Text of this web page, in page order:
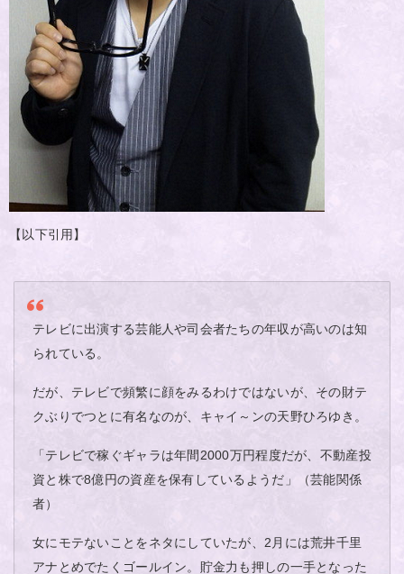
【以下引用】
テレビに出演する芸能人や司会者たちの年収が高いのは知
られている。
だが、テレビで頻繁に顔をみるわけではないが、その財テ
クぶりでつとに有名なのが、キャイ～ンの天野ひろゆき。
「テレビで稼ぐギャラは年間2000万円程度だが、不動産投
資と株で8億円の資産を保有しているようだ」（芸能関係
者）
女にモテないことをネタにしていたが、2月には荒井千里
アナとめでたくゴールイン。貯金力も押しの一手となった